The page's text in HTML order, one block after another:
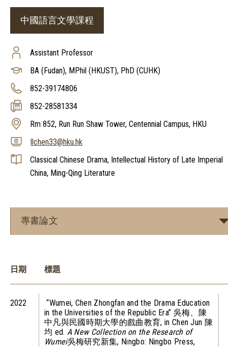
中國語言文學課程
Assistant Professor
BA (Fudan), MPhil (HKUST), PhD (CUHK)
852-39174806
852-28581334
Rm 852, Run Run Shaw Tower, Centennial Campus, HKU
llchen33@hku.hk
Classical Chinese Drama, Intellectual History of Late Imperial
China, Ming-Qing Literature
專書論文
日期 標題
2022
“Wumei, Chen Zhongfan and the Drama Education
in the Universities of the Republic Era” 吳梅、陳
中凡與民國時期大學的戲曲教育, in Chen Jun 陳
均 ed. A New Collection on the Research of
Wumei吳梅研究新集, Ningbo: Ningbo Press,